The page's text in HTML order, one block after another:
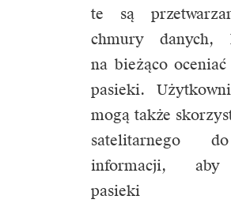
te są
chmury danych,
na bieżąco
pasieki.
mogą także
satelitarnego
informacji, aby
pasieki